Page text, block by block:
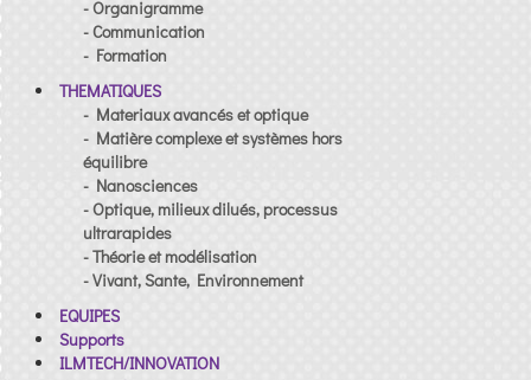
- Organigramme
- Communication
- Formation
THEMATIQUES
- Materiaux avancés et optique
- Matière complexe et systèmes hors
équilibre
- Nanosciences
- Optique, milieux dilués, processus
ultrarapides
- Théorie et modélisation
- Vivant, Sante, Environnement
EQUIPES
Supports
ILMTECH/INNOVATION